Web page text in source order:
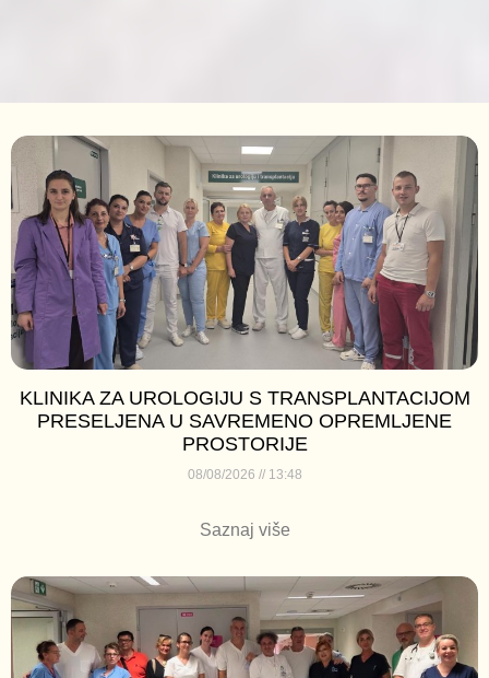
KLINIKA ZA UROLOGIJU S TRANSPLANTACIJOM
PRESELJENA U SAVREMENO OPREMLJENE
PROSTORIJE
08/08/2026 13:48
Saznaj više